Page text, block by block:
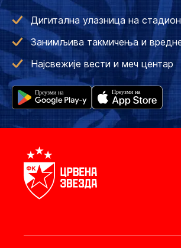
Дигитална улазница на стадион
Занимљива такмичења и
Најсвежије вести и меч центар